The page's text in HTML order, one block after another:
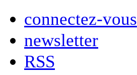
connectez-vous
newsletter
RSS